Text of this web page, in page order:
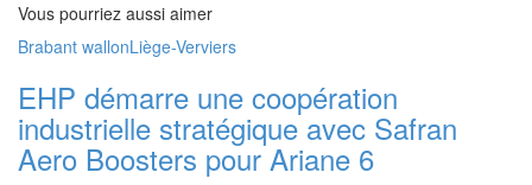
Vous pourriez aussi aimer
Brabant wallonLiège-Verviers
EHP démarre une coopération
industrielle stratégique avec Safran
Aero Boosters pour Ariane 6